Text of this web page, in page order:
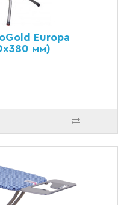
Europa
мм)